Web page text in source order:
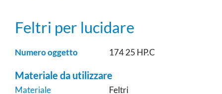
Feltri per lucidare
Numero oggetto 174 25 HP.C
Materiale da utilizzare
Materiale
Feltri